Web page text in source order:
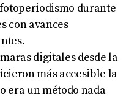
fotoperiodismo durante
con avances
digitales desde la
más accesible la
era un método nada